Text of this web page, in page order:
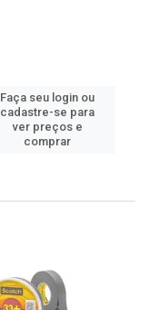
Faça seu login ou
cadastre-se para
ver preços e
comprar